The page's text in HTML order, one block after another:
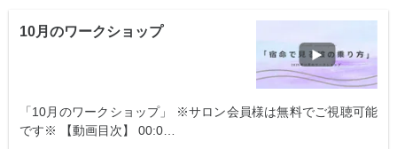
10月のワークショップ
「10月のワークショップ」 ※サロン会員様は無料でご視聴可能
です※ 【動画目次】 00:0…